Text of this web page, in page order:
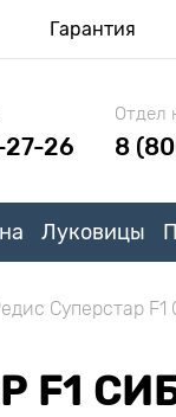
Гарантия
27-26
Отдел
8
Луковицы
Суперстар
F1